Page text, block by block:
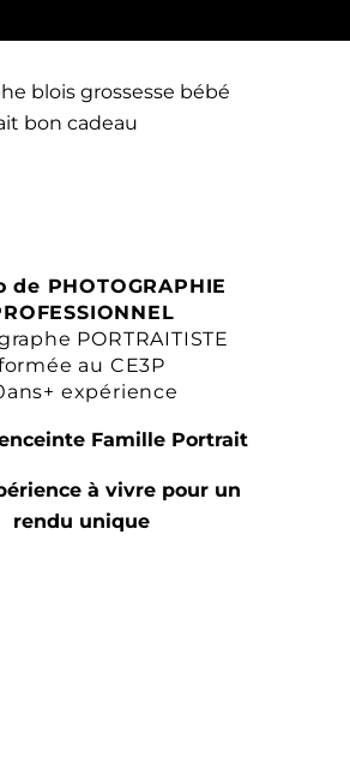
de PHOTOGRAPHIE
PORTRAITISTE
au CE3P
expérience
Famille Portrait
à vivre pour un
rendu unique